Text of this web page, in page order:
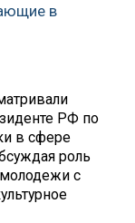
в
РФ по
в сфере
роль
молодежи с